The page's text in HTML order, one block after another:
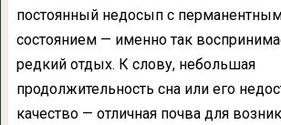
постоянный недосып с
состоянием — именно так
редкий отдых. К слову, небольшая
продолжительность сна или его
качество — отличная почва для